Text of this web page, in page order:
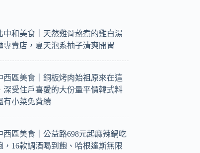
中和美食｜天然雞骨熬煮的雞白湯
專賣店，夏天泡系柚子清爽開胃
西區美食｜銅板烤肉始祖原來在這
深受住戶喜愛的大份量平價韓式料
有小菜免費續
西區美食｜公益路698元起麻辣鍋吃
，16款調酒喝到飽、哈根達斯無限